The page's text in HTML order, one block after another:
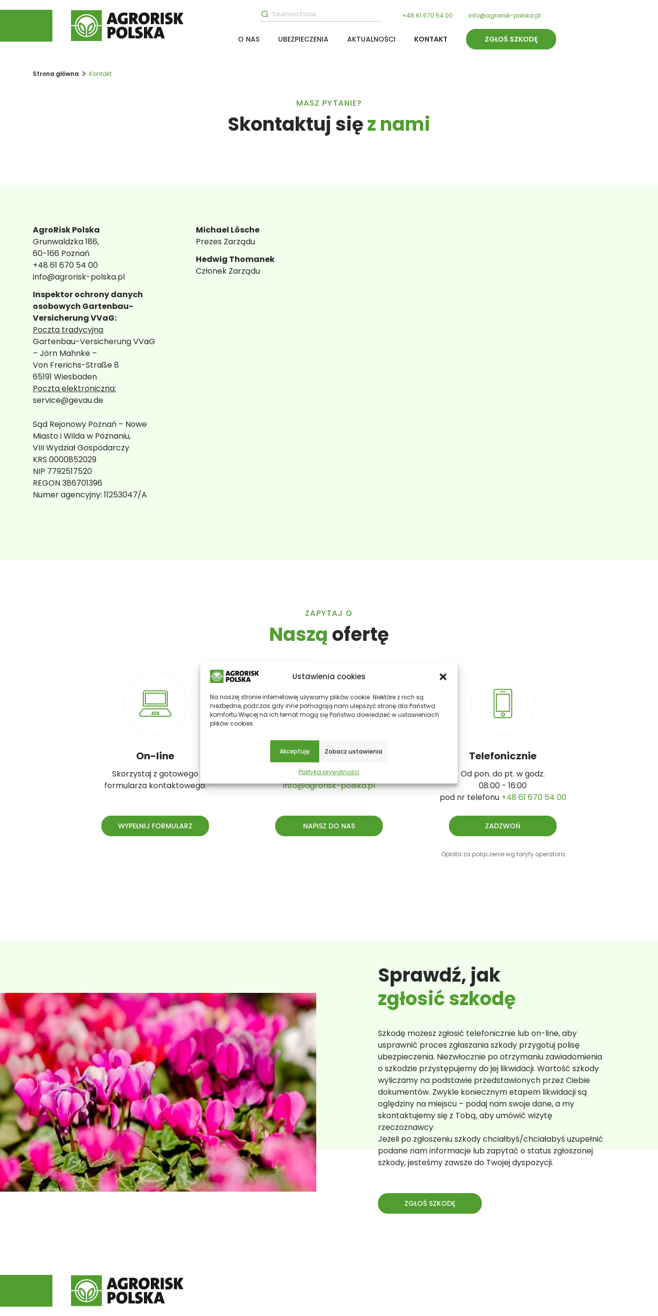
Ustawienia cookies
Na naszej stronie internetowej używamy plików cookie. Niektóre z nich są
niezbędne, podczas gdy inne pomagają nam ulepszyć stronę dla Państwa
komfortu.Więcej na ich temat mogą się Państwo dowiedzieć wustawieniach
plików cookies.
Akceptuję Zobacz ustawienia
Polityka prywatności
O NAS UBEZPIECZENIA
Ubezpieczenia ogrodnicze
AKTUALNOŚCI KONTAKT ZGŁOŚ SZKODĘ
+48 61 670 54 00 info@agrorisk-polska.pl
Strona główna > Kontakt
MASZ PYTANIE?
Skontaktuj sięz nami
AgroRisk Polska
Grunwaldzka 186,
60-166 Poznań
+48 61 670 54 00
info@agrorisk-polska.pl
Inspektor ochrony danych
osobowych Gartenbau-
Versicherung VVaG:
Poczta tradycyjna
Gartenbau-Versicherung VVaG
– Jörn Mahnke –
Von Frerichs-Straße 8
65191 Wiesbaden
Poczta elektroniczna:
service@gevau.de
Michael Lösche
Prezes Zarządu
Hedwig Thomanek
Członek Zarządu
Sąd Rejonowy Poznań – Nowe
Miasto i Wilda w Poznaniu,
VIII Wydział Gospodarczy
KRS 0000852029
NIP 7792517520
REGON 386701396
Numer agencyjny:11253047/A
ZAPYTAJ O
Naszą ofertę
On-line
Skorzystaj z gotowego
formularza kontaktowego.
WYPEŁNIJ FORMULARZ
Mailowo
Wyślij nam wiadomość e-mail.
info@agrorisk-polska.pl
NAPISZ DO NAS
Telefonicznie
Od pon. do pt. w godz.
08:00 - 16:00
pod nr telefonu +48 61 670 54 00
ZADZWOŃ
Opłata za połączenie wg taryfy operatora
Sprawdź, jak
zgłosić szkodę
Szkodę możesz zgłosić telefonicznie lub on-line, aby
usprawnić proces zgłaszania szkody przygotuj polisę
ubezpieczenia. Niezwłocznie po otrzymaniu zawiadomienia
o szkodzie przystępujemy do jej likwidacji. Wartość szkody
wyliczamy na podstawie przedstawionych przez Ciebie
dokumentów. Zwykle koniecznym etapem likwidacji są
oględziny na miejscu – podaj nam swoje dane, a my
skontaktujemy się z Tobą, aby umówić wizytę
rzeczoznawcy.
Jeżeli po zgłoszeniu szkody chciałbyś/chciałabyś uzupełnić
podane nam informacje lub zapytać o status zgłoszonej
szkody, jesteśmy zawsze do Twojej dyspozycji.
ZGŁOŚ SZKODĘ